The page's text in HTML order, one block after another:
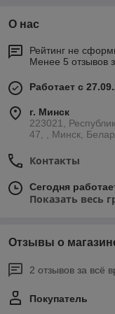
О нас
Рейтинг не
Менее 5 отзывов
Работает с
г. Минск
223021,
47, , Минск,
Контакты
Сегодня
Показать весь
Отзывы о
2 отзывов за всё
Покупатель